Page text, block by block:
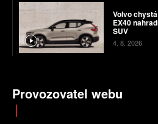
Volvo
EX40
SUV
4. 8. 2026
Provozovatel webu